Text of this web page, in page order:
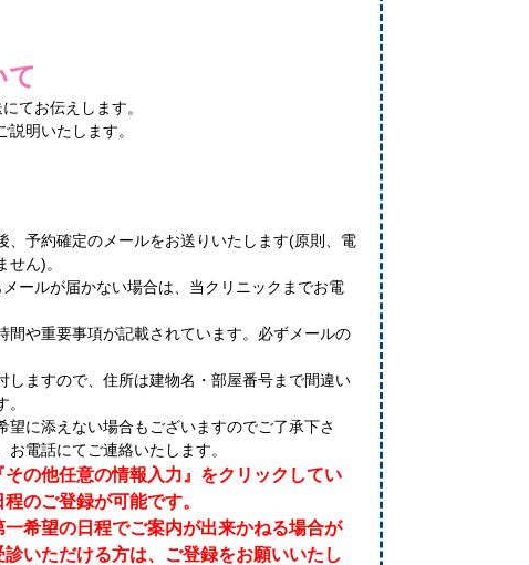
てお伝えします。
明いたします。
予約確定のメールをお送りいたします(原則、電
せん)。
ールが届かない場合は、当クリニックまでお電
や重要事項が記載されています。必ずメールの
ますので、住所は建物名・部屋番号まで間違い
。
に添えない場合もございますのでご了承下さ
お電話にてご連絡いたします。
の他任意の情報入力』をクリックしてい
のご登録が可能です。
希望の日程でご案内が出来かねる場合が
いただける方は、ご登録をお願いいたし